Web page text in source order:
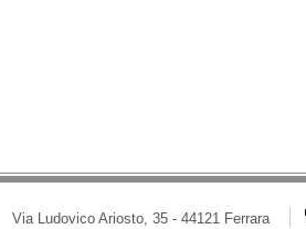
Via Ludovico Ariosto, 35 - 44121 Ferrara